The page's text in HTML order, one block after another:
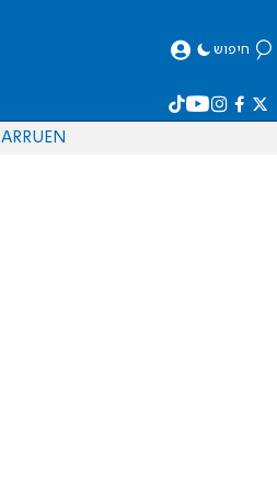
חיפוש
EN
RU
AR